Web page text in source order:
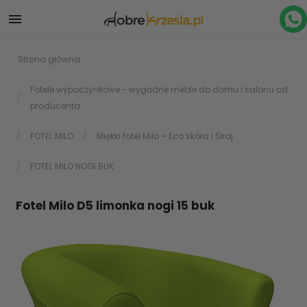

Strona główna
Fotele wypoczynkowe - wygodne meble do domu i salonu od
producenta
FOTEL MILO Miękki fotel Milo – Eco skóra i Skaj
FOTEL MILO NOGI BUK
Fotel Milo D5 limonka nogi 15 buk